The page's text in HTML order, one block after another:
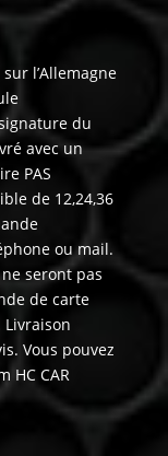
l’Allemagne
du
avec un
PAS
de 12,24,36
ou mail.
seront pas
de carte
Vous pouvez
HC CAR